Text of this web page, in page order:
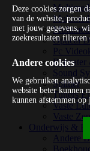
Optical
Pc
Repeater
Sound
Splitter
Tuners
Vaste
Vaste
Onderwijs &
Andere
Deze cookies zorgen
van de website,
met jouw gegevens,
zoekresultaten filteren
Andere cookies
We gebruiken
website beter kunnen
kunnen afstemmen